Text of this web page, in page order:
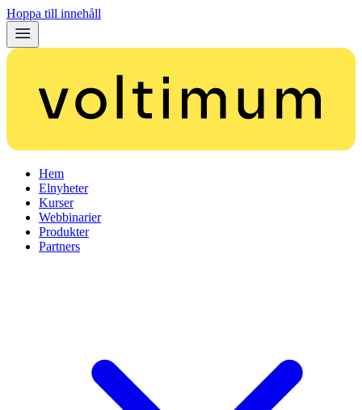
Hoppa till innehåll
Hem
Elnyheter
Kurser
Webbinarier
Produkter
Partners